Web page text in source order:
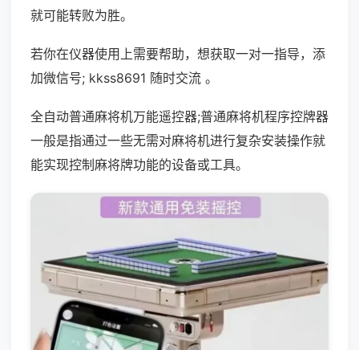
就可能转败为胜。
若你在仪器使用上需要帮助，想获取一对一指导，添
加微信号; kkss8691 随时交流 。
全自动普通麻将机万能遥控器;普通麻将机程序控牌器
一般是指通过一些无需对麻将机进行复杂安装操作就
能实现控制麻将牌功能的设备或工具。